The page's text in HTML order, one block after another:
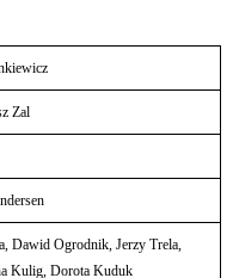
Zal
Dawid Ogrodnik, Jerzy Trela,
Kulig, Dorota Kuduk